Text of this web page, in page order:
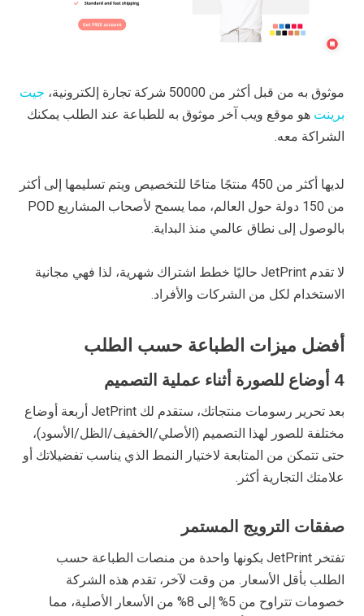
موثوق به من قبل أكثر من 50000 شركة تجارة إلكترونية،
جيت
برينت هو موقع ويب آخر موثوق به للطباعة عند الطلب يمكنك
الشراكة معه.
لديها أكثر من 450 منتجًا متاحًا للتخصيص ويتم تسليمها إلى أكثر
من 150 دولة حول العالم، مما يسمح لأصحاب المشاريع POD
بالوصول إلى نطاق عالمي منذ البداية.
لا تقدم JetPrint حاليًا خطط اشتراك شهرية، لذا فهي مجانية
الاستخدام لكل من الشركات والأفراد.
أفضل ميزات الطباعة حسب الطلب
4 أوضاع للصورة أثناء عملية التصميم
بعد تحرير رسومات منتجاتك، ستقدم لك JetPrint أربعة أوضاع
مختلفة للصور لهذا التصميم (الأصلي/الخفيف/الظل/الأسود)،
حتى تتمكن من المتابعة لاختيار النمط الذي يناسب تفضيلاتك أو
علامتك التجارية أكثر.
صفقات الترويج المستمر
تفتخر JetPrint بكونها واحدة من منصات الطباعة حسب
الطلب بأقل الأسعار. من وقت لآخر، تقدم هذه الشركة
خصومات تتراوح من 5% إلى 8% من الأسعار الأصلية، مما